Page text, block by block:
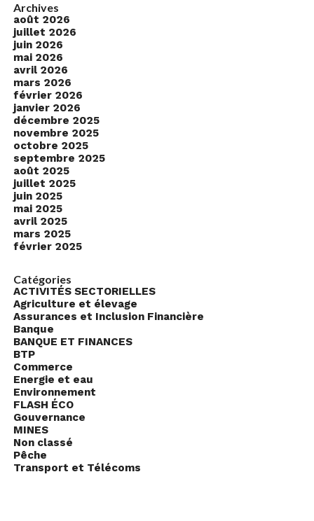
Archives
août 2026
juillet 2026
juin 2026
mai 2026
avril 2026
mars 2026
février 2026
janvier 2026
décembre 2025
novembre 2025
octobre 2025
septembre 2025
août 2025
juillet 2025
juin 2025
mai 2025
avril 2025
mars 2025
février 2025
Catégories
ACTIVITÉS SECTORIELLES
Agriculture et élevage
Assurances et Inclusion Financière
Banque
BANQUE ET FINANCES
BTP
Commerce
Energie et eau
Environnement
FLASH ÉCO
Gouvernance
MINES
Non classé
Pêche
Transport et Télécoms